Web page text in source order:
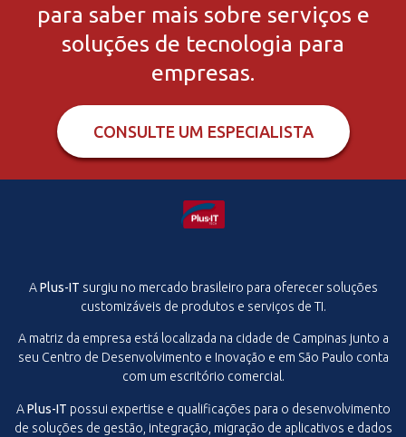
para saber mais sobre serviços e
soluções de tecnologia para
empresas.
CONSULTE UM ESPECIALISTA
APlus-IT surgiu no mercado brasileiro para oferecer soluções
customizáveis de produtos e serviços de TI.
A matriz da empresa está localizada na cidade de Campinas junto a
seu Centro de Desenvolvimento e Inovação e em São Paulo conta
com um escritório comercial.
APlus-IT possui expertise e qualificações para o desenvolvimento
de soluções de gestão, integração, migração de aplicativos e dados